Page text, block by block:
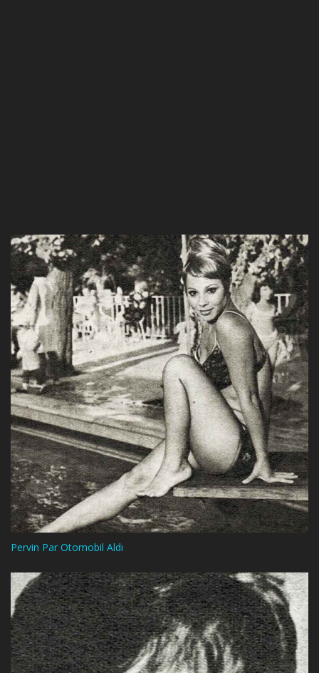
Pervin Par Otomobil Aldı